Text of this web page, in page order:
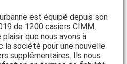
est équipé depuis son
de 1200 casiers CIMM.
que nous avons à
la société pour une nouvelle
supplémentaires. Ils nous